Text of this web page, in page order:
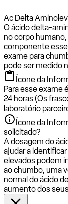
Ac Delta
O ácido delta-
no corpo
componente
exame para
pode ser medido
Ícone da
Para esse exame
24 horas (Os
laboratório
Ícone da
solicitado?
A dosagem do
ajudar a
elevados podem
ao chumbo, uma
normal do ácido
aumento dos